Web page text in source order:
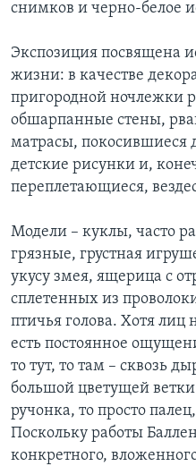
снимков и черно-белое
Экспозиция посвящена
жизни: в качестве
пригородной ночлежки
обшарпанные стены,
матрасы, покосившиеся
детские рисунки и,
переплетающиеся,
Модели – куклы, часто
грязные, грустная
укусу змея, ящерица с
сплетенных из
птичья голова. Хотя лиц
есть постоянное
то тут, то там – сквозь
большой цветущей
ручонка, то просто
Поскольку работы
конкретного,